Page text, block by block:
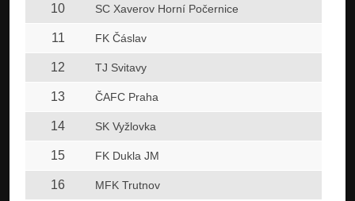
10 SC Xaverov Horní Počernice
11 FK Čáslav
12 TJ Svitavy
13 ČAFC Praha
14 SK Vyžlovka
15 FK Dukla JM
16 MFK Trutnov